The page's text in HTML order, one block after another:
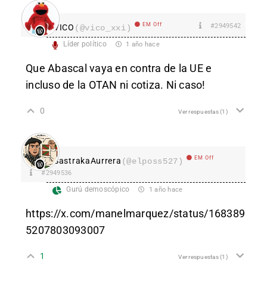
VICO (@vico_xxi) EM Off #2949542
Líder político 1 año hace
Que Abascal vaya en contra de la UE e
incluso de la OTAN ni cotiza. Ni caso!
0 Ver respuestas(1)
SastrakaAurrera (@elposs527) EM Off
#2949536
Gurú demoscópico 1 año hace
https://x.com/manelmarquez/status/168389
5207803093007
1 Ver respuestas(1)